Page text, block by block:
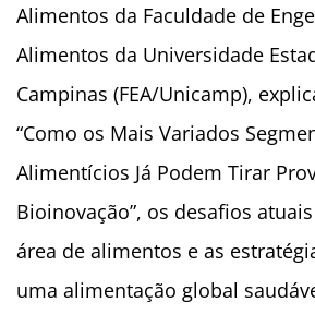
Alimentos da Faculdade de
Alimentos da Universidade
Campinas (FEA/Unicamp),
“Como os Mais Variados
Alimentícios Já Podem Tirar
Bioinovação”, os desafios
área de alimentos e as
uma alimentação global